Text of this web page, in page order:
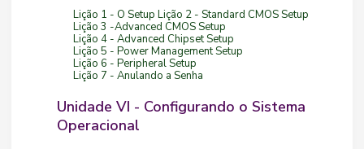
Lição 1 - O Setup Lição 2 - Standard CMOS Setup
Lição 3 -Advanced CMOS Setup
Lição 4 - Advanced Chipset Setup
Lição 5 - Power Management Setup
Lição 6 - Peripheral Setup
Lição 7 - Anulando a Senha
Unidade VI - Configurando o Sistema
Operacional